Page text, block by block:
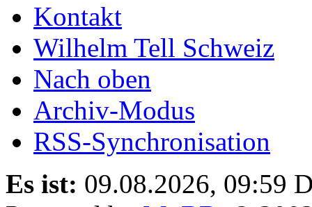
Kontakt
Wilhelm Tell Schweiz
Nach oben
Archiv-Modus
RSS-Synchronisation
Es ist: 09.08.2026, 09:59